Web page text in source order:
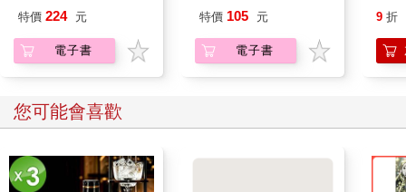
特價 224 元
電子書
特價 105 元
電子書
9 折
您可能會喜歡